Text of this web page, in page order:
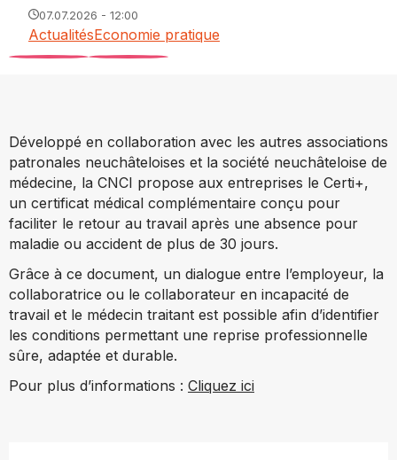
07.07.2026 - 12:00
ActualitésEconomie pratique
Développé en collaboration avec les autres associations
patronales neuchâteloises et la société neuchâteloise de
médecine, la CNCI propose aux entreprises le Certi+,
un certificat médical complémentaire conçu pour
faciliter le retour au travail après une absence pour
maladie ou accident de plus de 30 jours.
Grâce à ce document, un dialogue entre l’employeur, la
collaboratrice ou le collaborateur en incapacité de
travail et le médecin traitant est possible afin d’identifier
les conditions permettant une reprise professionnelle
sûre, adaptée et durable.
Pour plus d’informations : Cliquez ici